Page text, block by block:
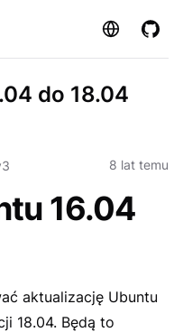
Strona
do 18.04
8 lat temu
16.04
aktualizację Ubuntu
18.04. Będą to